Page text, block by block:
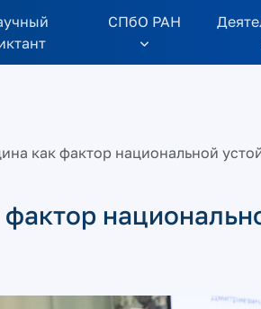
СПбО РАН
как фактор национальной